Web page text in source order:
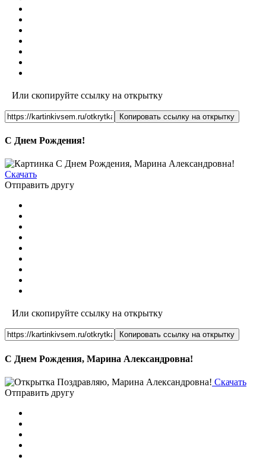
Или скопируйте ссылку на открытку
Копировать ссылку на открытку
С Днем Рождения!
Скачать
Отправить другу
Или скопируйте ссылку на открытку
Копировать ссылку на открытку
С Днем Рождения, Марина Александровна!
Скачать
Отправить другу